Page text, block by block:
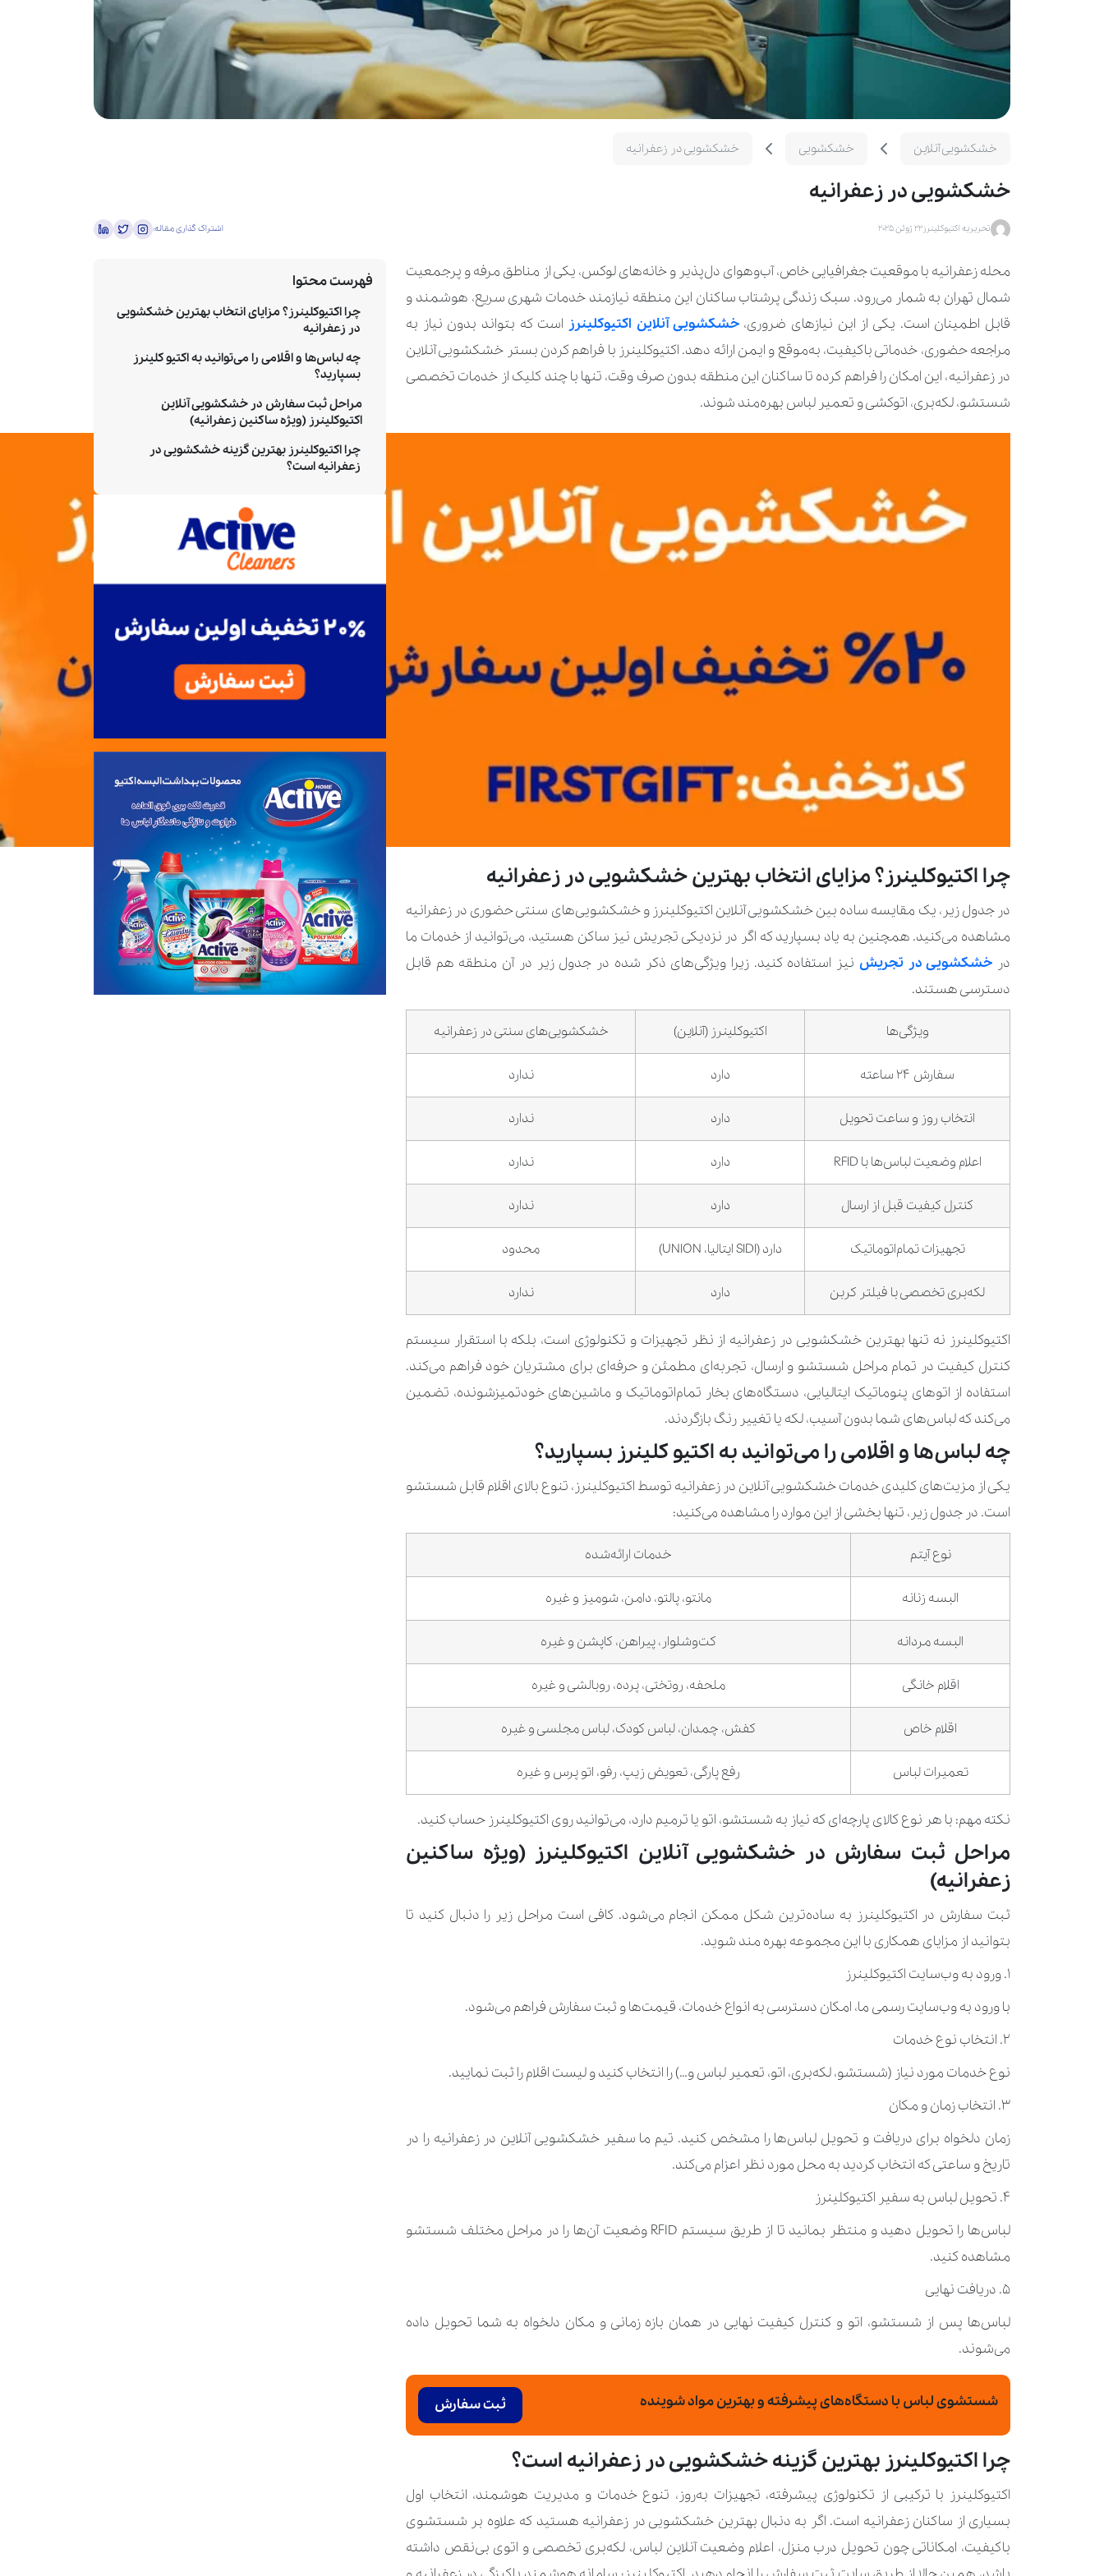
خشکشویی آنلاین خشکشویی خشکشویی در زعفرانیه
خشکشویی در زعفرانیه
تحریریه اکتیوکلینرز22 ژوئن 2025 اشتراک گذاری مقاله:
محله زعفرانیه با موقعیت جغرافیایی خاص، آب‌وهوای دل‌پذیر و خانه‌های لوکس، یکی از مناطق مرفه و پرجمعیت
شمال تهران به شمار می‌رود. سبک زندگی پرشتاب ساکنان این منطقه نیازمند خدمات شهری سریع، هوشمند و
قابل اطمینان است. یکی از این نیازهای ضروری،خشکشویی آنلاین اکتیوکلینرز است که بتواند بدون نیاز به
مراجعه حضوری، خدماتی باکیفیت، به‌موقع و ایمن ارائه دهد. اکتیوکلینرز با فراهم کردن بستر خشکشویی آنلاین
در زعفرانیه، این امکان را فراهم کرده تا ساکنان این منطقه بدون صرف وقت، تنها با چند کلیک از خدمات تخصصی
شستشو، لکه‌بری، اتوکشی و تعمیر لباس بهره‌مند شوند.
چرا اکتیوکلینرز؟ مزایای انتخاب بهترین خشکشویی در زعفرانیه
در جدول زیر، یک مقایسه ساده بین خشکشویی آنلاین اکتیوکلینرز و خشکشویی‌های سنتی حضوری در زعفرانیه
مشاهده می‌کنید. همچنین به یاد بسپارید که اگر در نزدیکی تجریش نیز ساکن هستید، می‌توانید از خدمات ما
در خشکشویی در تجریش نیز استفاده کنید. زیرا ویژگی‌های ذکر شده در جدول زیر در آن منطقه هم قابل
دسترسی هستند.
ویژگی‌ها اکتیوکلینرز (آنلاین) خشکشویی‌های سنتی در زعفرانیه
سفارش ۲۴ ساعته دارد ندارد
انتخاب روز و ساعت تحویل دارد ندارد
اعلام وضعیت لباس‌ها با RFID دارد ندارد
کنترل کیفیت قبل از ارسال دارد ندارد
تجهیزات تمام‌اتوماتیک دارد (SIDIایتالیا، UNION
) محدود
لکه‌بری تخصصی با فیلتر کربن دارد ندارد
اکتیوکلینرز نه تنها بهترین خشکشویی در زعفرانیه از نظر تجهیزات و تکنولوژی است، بلکه با استقرار سیستم
کنترل کیفیت در تمام مراحل شستشو و ارسال، تجربه‌ای مطمئن و حرفه‌ای برای مشتریان خود فراهم می‌کند.
استفاده از اتوهای پنوماتیک ایتالیایی، دستگاه‌های بخار تمام‌اتوماتیک و ماشین‌های خودتمیزشونده، تضمین
می‌کند که لباس‌های شما بدون آسیب، لکه یا تغییر رنگ بازگردند.
چه لباس‌ها و اقلامی را می‌توانید به اکتیو کلینرز بسپارید؟
یکی از مزیت‌های کلیدی خدمات خشکشویی آنلاین در زعفرانیه توسط اکتیوکلینرز، تنوع بالای اقلام قابل شستشو
است. در جدول زیر، تنها بخشی از این موارد را مشاهده می‌کنید:
نوع آیتم خدمات ارائه‌شده
البسه زنانه مانتو، پالتو، دامن، شومیز و غیره
البسه مردانه کت‌وشلوار، پیراهن، کاپشن و غیره
اقلام خانگی ملحفه، روتختی، پرده، روبالشی و غیره
اقلام خاص کفش، چمدان، لباس کودک، لباس مجلسی و غیره
تعمیرات لباس رفع پارگی، تعویض زیپ، رفو، اتو پرس و غیره
نکته مهم: با هر نوع کالای پارچه‌ای که نیاز به شستشو، اتو یا ترمیم دارد، می‌توانید روی اکتیوکلینرز حساب کنید.
مراحل ثبت سفارش در خشکشویی آنلاین اکتیوکلینرز (ویژه ساکنین
زعفرانیه)
ثبت سفارش در اکتیوکلینرز به ساده‌ترین شکل ممکن انجام می‌شود. کافی است مراحل زیر را دنبال کنید تا
بتوانید از مزایای همکاری با این مجموعه بهره مند شوید.
۱. ورود به وب‌سایت اکتیوکلینرز
با ورود به وب‌سایت رسمی ما، امکان دسترسی به انواع خدمات، قیمت‌ها و ثبت سفارش فراهم می‌شود.
۲. انتخاب نوع خدمات
نوع خدمات مورد نیاز (شستشو، لکه‌بری، اتو، تعمیر لباس و…) را انتخاب کنید و لیست اقلام را ثبت نمایید.
۳. انتخاب زمان و مکان
زمان دلخواه برای دریافت و تحویل لباس‌ها را مشخص کنید. تیم ما سفیر خشکشویی آنلاین در زعفرانیه را در
تاریخ و ساعتی که انتخاب کردید به محل مورد نظر اعزام می‌کند.
۴. تحویل لباس به سفیر اکتیوکلینرز
لباس‌ها را تحویل دهید و منتظر بمانید تا از طریق سیستم RFID وضعیت آن‌ها را در مراحل مختلف شستشو
مشاهده کنید.
۵. دریافت نهایی
لباس‌ها پس از شستشو، اتو و کنترل کیفیت نهایی در همان بازه زمانی و مکان دلخواه به شما تحویل داده
می‌شوند.
شستشوی لباس با دستگاه‌های پیشرفته و بهترین مواد شوینده ثبت سفارش
چرا اکتیوکلینرز بهترین گزینه خشکشویی در زعفرانیه است؟
اکتیوکلینرز با ترکیبی از تکنولوژی پیشرفته، تجهیزات به‌روز، تنوع خدمات و مدیریت هوشمند، انتخاب اول
بسیاری از ساکنان زعفرانیه است. اگر به‌ دنبال بهترین خشکشویی در زعفرانیه هستید که علاوه ‌بر شستشوی
باکیفیت، امکاناتی چون تحویل درب منزل، اعلام وضعیت آنلاین لباس، لکه‌بری تخصصی و اتوی بی‌نقص داشته
فهرست محتوا
چرا اکتیوکلینرز؟ مزایای انتخاب بهترین خشکشویی
در زعفرانیه
چه لباس‌ها و اقلامی را می‌توانید به اکتیو کلینرز
بسپارید؟
مراحل ثبت سفارش در خشکشویی آنلاین
اکتیوکلینرز (ویژه ساکنین زعفرانیه)
چرا اکتیوکلینرز بهترین گزینه خشکشویی در
زعفرانیه است؟